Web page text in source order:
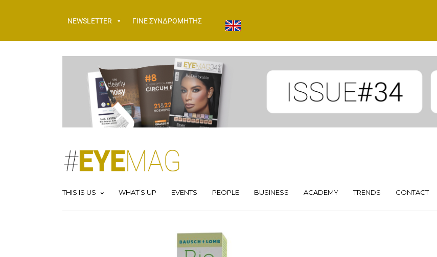
NEWSLETTER ΓΙΝΕ ΣΥΝΔΡΟΜΗΤΗΣ
THIS IS US WHAT’S UP EVENTS PEOPLE BUSINESS ACADEMY TRENDS CONTACT